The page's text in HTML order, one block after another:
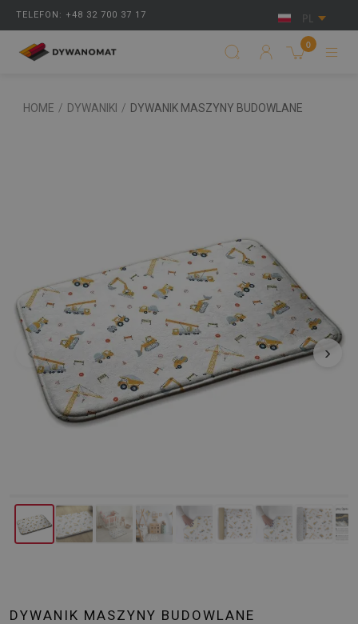
TELEFON: +48 32 700 37 17 PL
0
HOME / DYWANIKI / DYWANIK MASZYNY BUDOWLANE
‹ ›
DYWANIK MASZYNY BUDOWLANE